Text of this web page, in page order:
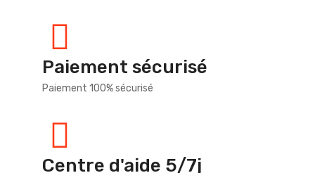
Paiement sécurisé
Paiement 100% sécurisé
Centre d'aide 5/7j